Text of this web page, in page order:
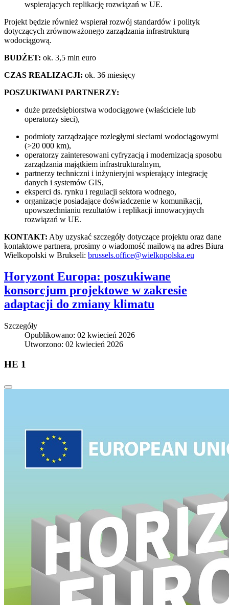
wspierających replikację rozwiązań w UE.
Projekt będzie również wspierał rozwój standardów i polityk
dotyczących zrównoważonego zarządzania infrastrukturą
wodociągową.
BUDŻET: ok. 3,5 mln euro
CZAS REALIZACJI: ok. 36 miesięcy
POSZUKIWANI PARTNERZY:
duże przedsiębiorstwa wodociągowe (właściciele lub
operatorzy sieci),
podmioty zarządzające rozległymi sieciami wodociągowymi
(>20 000 km),
operatorzy zainteresowani cyfryzacją i modernizacją sposobu
zarządzania majątkiem infrastrukturalnym,
partnerzy techniczni i inżynieryjni wspierający integrację
danych i systemów GIS,
eksperci ds. rynku i regulacji sektora wodnego,
organizacje posiadające doświadczenie w komunikacji,
upowszechnianiu rezultatów i replikacji innowacyjnych
rozwiązań w UE.
KONTAKT: Aby uzyskać szczegóły dotyczące projektu oraz dane
kontaktowe partnera, prosimy o wiadomość mailową na adres Biura
Wielkopolski w Brukseli: brussels.office@wielkopolska.eu
Horyzont Europa: poszukiwane
konsorcjum projektowe w zakresie
adaptacji do zmiany klimatu
Szczegóły
Opublikowano: 02 kwiecień 2026
Utworzono: 02 kwiecień 2026
HE 1